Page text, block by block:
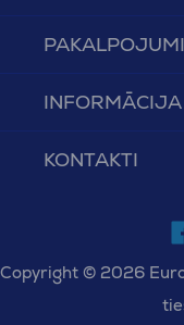
PAKALPOJUMI
INFORMĀCIJA
KONTAKTI
Copyright © 2026